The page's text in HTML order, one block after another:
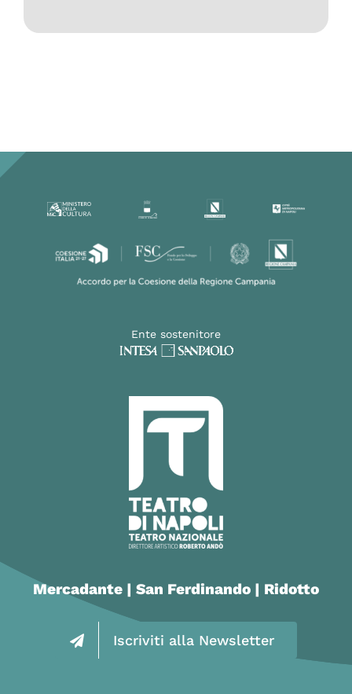
Ente sostenitore
Mercadante | San Ferdinando | Ridotto
Iscriviti alla Newsletter